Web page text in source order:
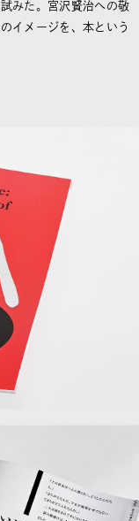
みた。宮沢賢治への敬
イメージを、本という